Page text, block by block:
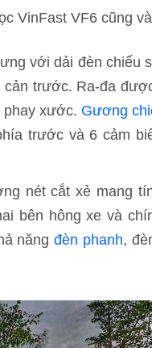
VinFast VF6 cũng
với dải đèn chiếu
trước. Ra-đa
phay xước. Gương
trước và 6 cảm
nét cắt xẻ mang
bên hông xe và
năngđèn phanh,